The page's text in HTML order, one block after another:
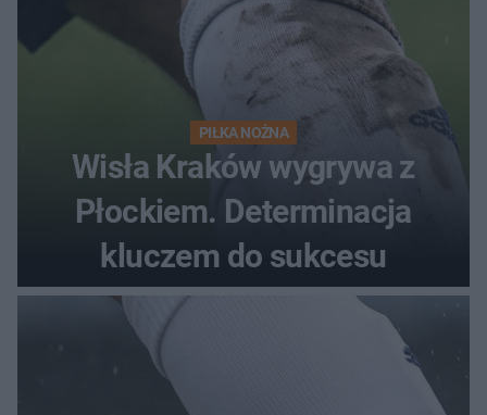
PIŁKA NOŻNA
Wisła Kraków wygrywa z
Płockiem. Determinacja
kluczem do sukcesu